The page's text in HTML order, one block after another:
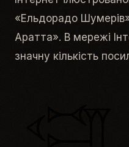
«Ельдорадо
Аратта». В мережі
значну кількість